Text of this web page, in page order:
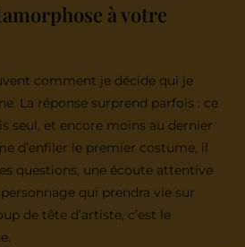
à votre
comment je décide qui je
La réponse surprend parfois : ce
seul, et encore moins au dernier
d’enfiler le premier costume, il
questions, une écoute attentive
qui prendra vie sur
de tête d’artiste, c’est le